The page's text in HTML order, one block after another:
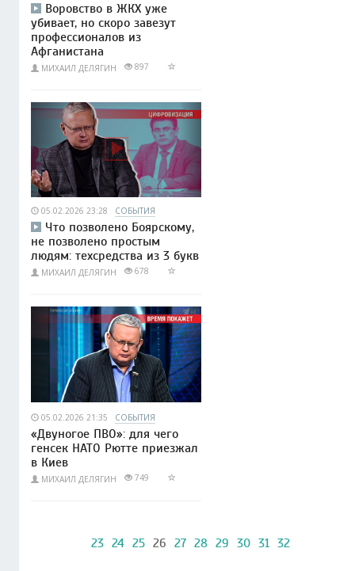
Воровство в ЖКХ уже
убивает, но скоро завезут
профессионалов из
Афганистана
МИХАИЛ ДЕЛЯГИН 897
05.02.2026 23:28 СОБЫТИЯ
Что позволено Боярскому,
не позволено простым
людям: техсредства из 3 букв
МИХАИЛ ДЕЛЯГИН 678
05.02.2026 21:35 СОБЫТИЯ
«Двуногое ПВО»: для чего
генсек НАТО Рютте приезжал
в Киев
МИХАИЛ ДЕЛЯГИН 749
23 24 25 26 27 28 29 30 31 32